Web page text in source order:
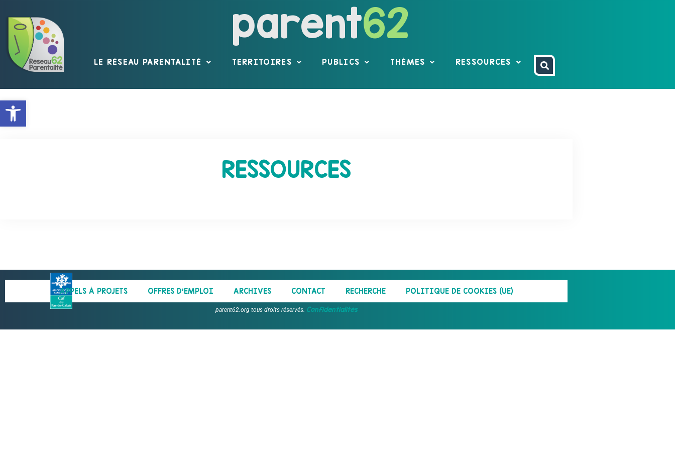
Ouvrir la barre d’outils
parent62
LE RÉSEAU PARENTALITÉ TERRITOIRES PUBLICS THÈMES RESSOURCES
RESSOURCES
APPELS À PROJETS OFFRES D’EMPLOI ARCHIVES CONTACT RECHERCHE POLITIQUE DE COOKIES (UE)
parent62.org tous droits réservés. Confidentialités